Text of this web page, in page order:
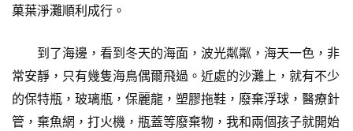
菓葉淨灘順利成行。
到了海邊，看到冬天的海面，波光粼粼，海天一色，非
常安靜，只有幾隻海鳥偶爾飛過。近處的沙灘上，就有不少
的保特瓶，玻璃瓶，保麗龍，塑膠拖鞋，廢棄浮球，醫療針
管，棄魚網，打火機，瓶蓋等廢棄物，我和兩個孩子就開始